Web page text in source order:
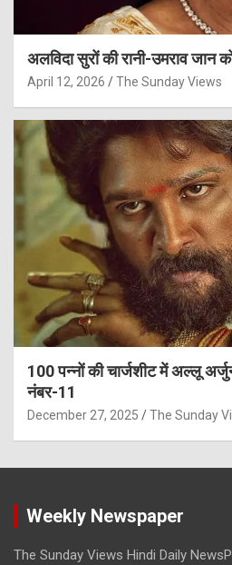
अलविदा सुरों की रानी-उमराव जान
April 12, 2026 The Sunday Views
100 पन्नों की चार्जशीट में अल्लू
नंबर-11
December 27, 2025 The Sunday
Weekly Newspaper
The Sunday Views Hindi Daily